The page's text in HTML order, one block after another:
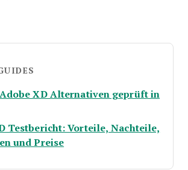
Adobe XD Alternativen geprüft in
new window
Testbericht: Vorteile, Nachteile,
und PreiseOpens new window